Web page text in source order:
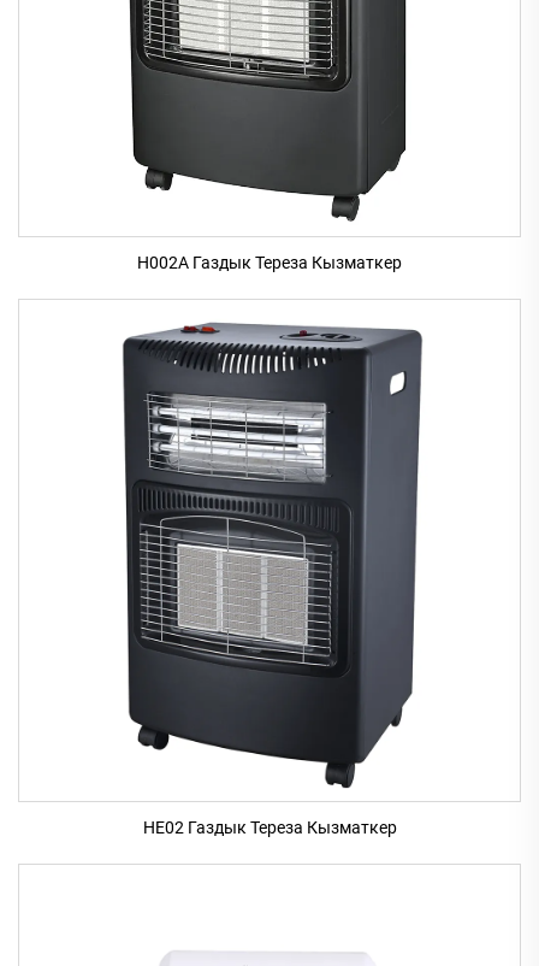
H002A Газдык Тереза Кызматкер
HE02 Газдык Тереза Кызматкер